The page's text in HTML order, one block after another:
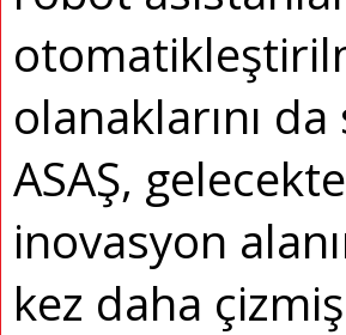
olanaklarını
ASAŞ,
inovasyon
kez daha